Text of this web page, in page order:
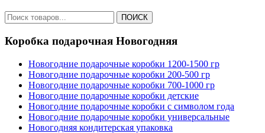
ПОИСК
Коробка подарочная Новогодняя
Новогодние подарочные коробки 1200-1500 гр
Новогодние подарочные коробки 200-500 гр
Новогодние подарочные коробки 700-1000 гр
Новогодние подарочные коробки детские
Новогодние подарочные коробки с символом года
Новогодние подарочные коробки универсальные
Новогодняя кондитерская упаковка